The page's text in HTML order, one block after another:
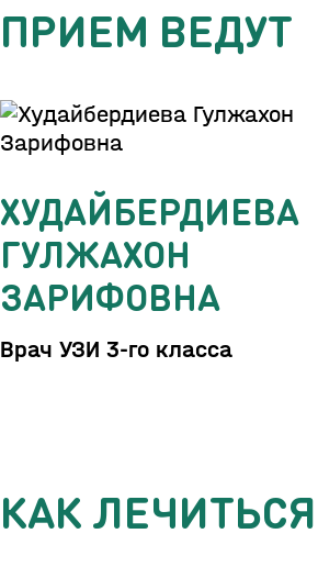
ПРИЕМ ВЕДУТ
ХУДАЙБЕРДИЕВА
ГУЛЖАХОН
ЗАРИФОВНА
Врач УЗИ 3-го класса
КАК ЛЕЧИТЬСЯ